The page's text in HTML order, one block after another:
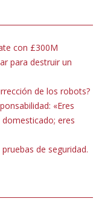
con £300M
para destruir un
de los robots?
«Eres
eres
de seguridad.